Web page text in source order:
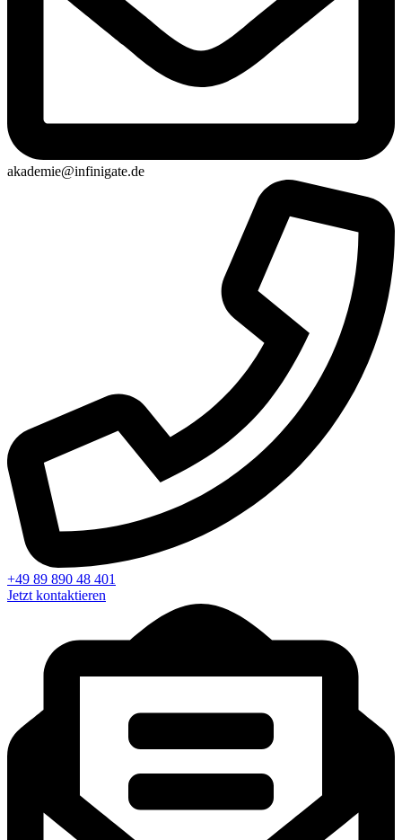
akademie@infinigate.de
+49 89 890 48 401
Jetzt kontaktieren